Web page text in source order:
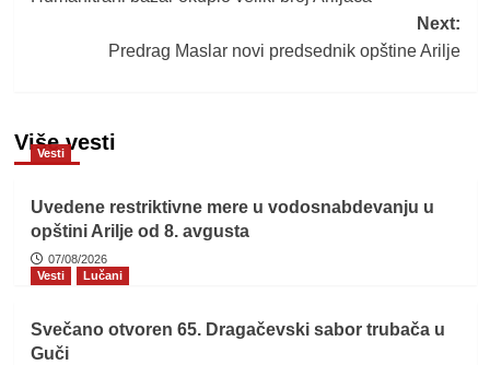
navigation
Next:
Predrag Maslar novi predsednik opštine Arilje
Više vesti
Vesti
Uvedene restriktivne mere u vodosnabdevanju u
opštini Arilje od 8. avgusta
07/08/2026
Vesti
Lučani
Svečano otvoren 65. Dragačevski sabor trubača u
Guči